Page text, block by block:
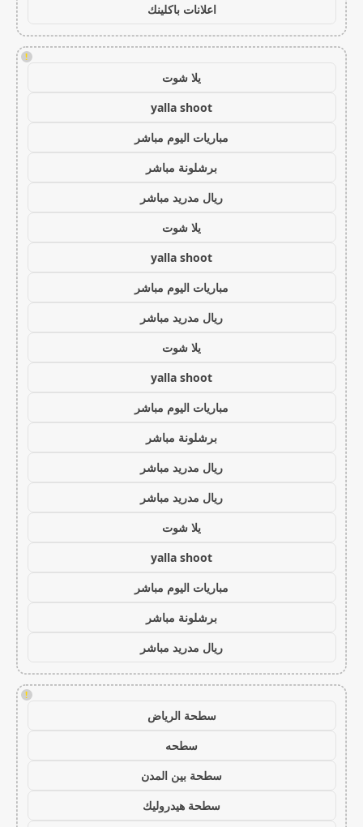
اعلانات باكلينك
!
يلا شوت
yalla shoot
مباريات اليوم مباشر
برشلونة مباشر
ريال مدريد مباشر
يلا شوت
yalla shoot
مباريات اليوم مباشر
ريال مدريد مباشر
يلا شوت
yalla shoot
مباريات اليوم مباشر
برشلونة مباشر
ريال مدريد مباشر
ريال مدريد مباشر
يلا شوت
yalla shoot
مباريات اليوم مباشر
برشلونة مباشر
ريال مدريد مباشر
!
سطحة الرياض
سطحه
سطحة بين المدن
سطحة هيدروليك